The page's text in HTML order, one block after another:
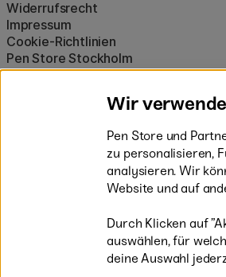
Widerrufsrecht
Impressum
Cookie-Richtlinien
Pen Store Stockholm
Sichere
Wir
Pen Store und
zu personalisieren,
analysieren. Wir
Website und auf
Durch Klicken auf
auswählen, für
deine Auswahl